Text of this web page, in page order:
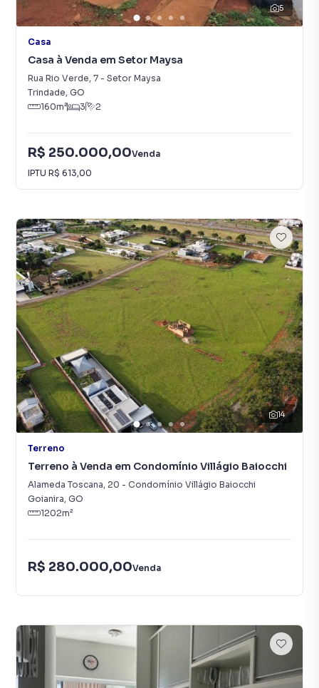
5
Casa
Casa à Venda em Setor Maysa
Rua Rio Verde, 7 - Setor Maysa
Trindade, GO
160m² 3 2
R$ 250.000,00Venda
IPTU R$ 613,00
14
Terreno
Terreno à Venda em Condomínio Villágio Baiocchi
Alameda Toscana, 20 - Condomínio Villágio Baiocchi
Goianira, GO
1202m²
R$ 280.000,00Venda